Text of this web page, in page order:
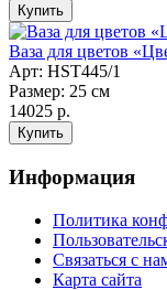
Ваза для цветов
Арт: HST445/1
Размер: 25 см
14025 р.
Информация
Политика
Связаться с
Карта сайта